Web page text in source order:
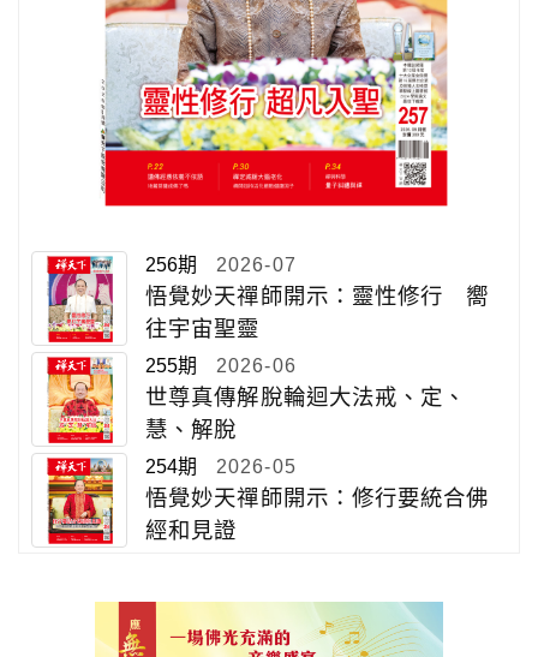
256期 2026-07
悟覺妙天禪師開示：靈性修行 嚮
往宇宙聖靈
255期 2026-06
世尊真傳解脫輪迴大法戒、定、
慧、解脫
254期 2026-05
悟覺妙天禪師開示：修行要統合佛
經和見證